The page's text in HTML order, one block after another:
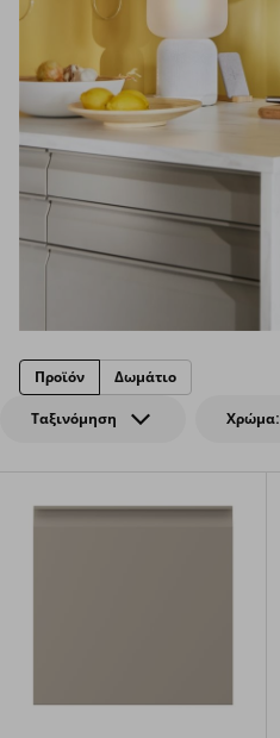
Ταξινόμηση Χρώμα:
Προϊόν Δωμάτιο